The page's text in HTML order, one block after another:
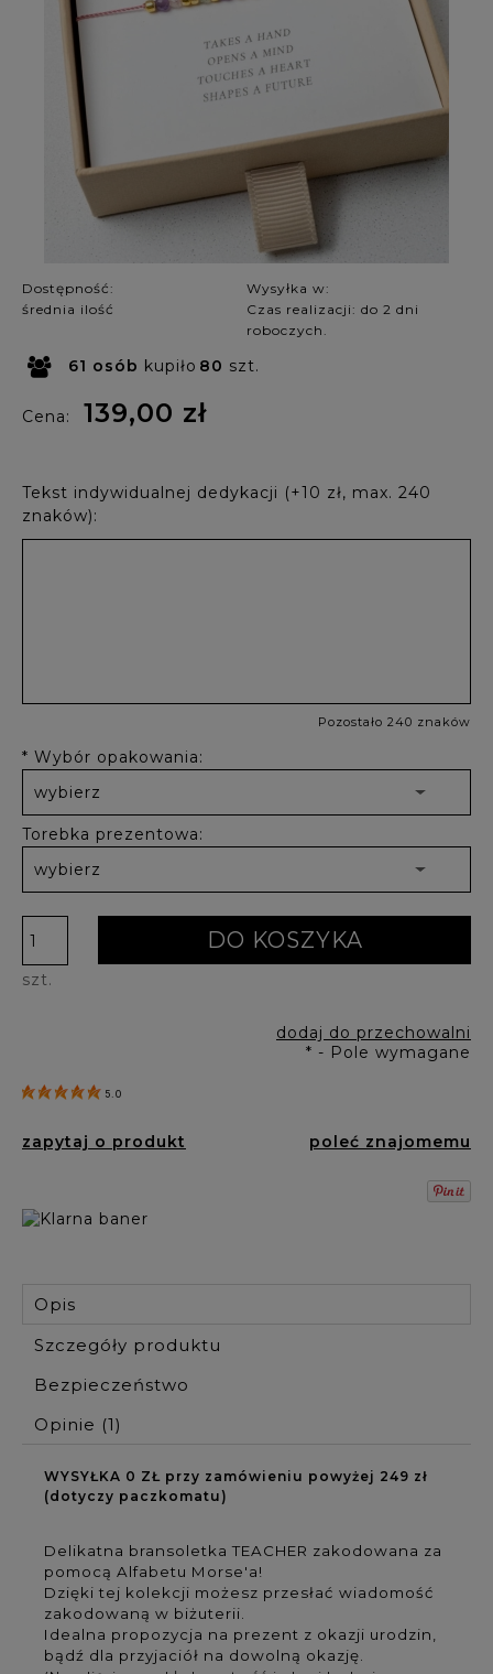
Dostępność:
średnia ilość
Wysyłka w:
Czas realizacji: do 2 dni
roboczych.
61 osób kupiło 80 szt.
Cena: 139,00 zł
Tekst indywidualnej dedykacji (+10 zł, max. 240
znaków):
Pozostało 240 znaków
* Wybór opakowania:
Torebka prezentowa:
szt.
DO KOSZYKA
dodaj do przechowalni
* - Pole wymagane
5.0
zapytaj o produkt poleć znajomemu
Opis
Szczegóły produktu
Bezpieczeństwo
Opinie (1)
WYSYŁKA 0 ZŁ przy zamówieniu powyżej 249 zł
(dotyczy paczkomatu)
Delikatna bransoletka TEACHER zakodowana za
pomocą Alfabetu Morse'a!
Dzięki tej kolekcji możesz przesłać wiadomość
zakodowaną w biżuterii.
Idealna propozycja na prezent z okazji urodzin,
bądź dla przyjaciół na dowolną okazję.